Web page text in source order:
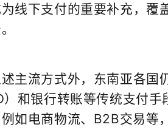
线下支付的重要补充，覆
主流方式外，东南亚各国
）和银行转账等传统支付
如电商物流、B2B交易等